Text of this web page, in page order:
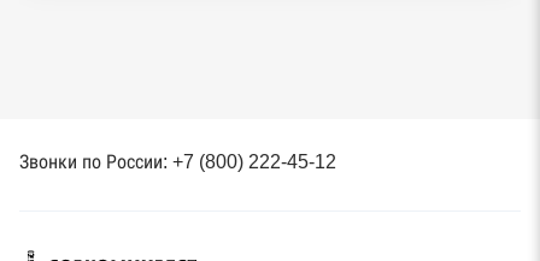
Звонки по России: +7 (800) 222-45-12